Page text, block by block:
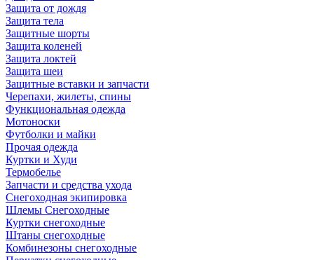
Защита от дождя
Защита тела
Защитные шорты
Защита коленей
Защита локтей
Защита шеи
Защитные вставки и запчасти
Черепахи, жилеты, спины
Функциональная одежда
Мотоноски
Футболки и майки
Прочая одежда
Куртки и Худи
Термобелье
Запчасти и средства ухода
Снегоходная экипировка
Шлемы Снегоходные
Куртки снегоходные
Штаны снегоходные
Комбинезоны снегоходные